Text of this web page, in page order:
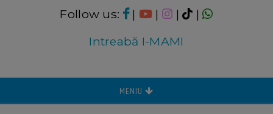
Follow us: | | |
|
Intreabă I-MAMI
MENIU